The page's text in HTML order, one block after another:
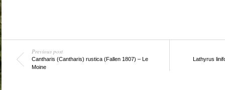
Previous post
Cantharis (Cantharis) rustica (Fallen 1807) – Le
Moine
Lathyrus